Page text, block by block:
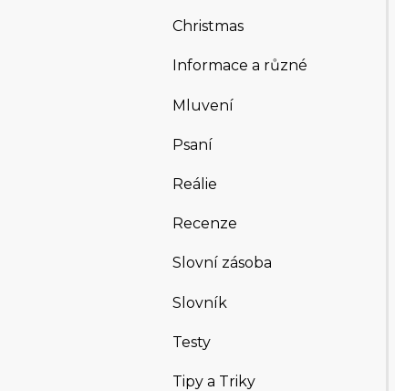
Christmas
Informace a různé
Mluvení
Psaní
Reálie
Recenze
Slovní zásoba
Slovník
Testy
Tipy a Triky